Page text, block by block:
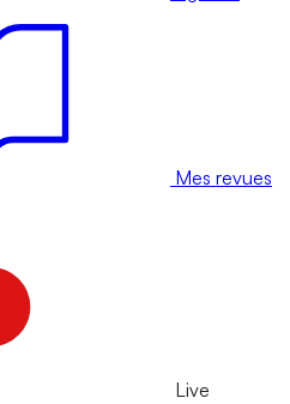
Mes revues
Live